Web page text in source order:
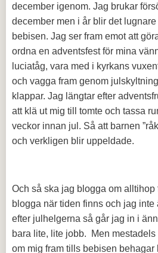
december igenom. Jag brukar
december men i år blir det
bebisen. Jag ser fram emot att
ordna en adventsfest för mina
luciatåg, vara med i kyrkans
och vagga fram genom
klappar. Jag längtar efter
att klä ut mig till tomte och tassa
veckor innan jul. Så att barnen
och verkligen blir uppeldade.
Och så ska jag blogga om alltihop
blogga när tiden finns och jag inte
efter julhelgerna så går jag in i
bara lite, lite jobb. Men mestadels
om mig fram tills bebisen behagar